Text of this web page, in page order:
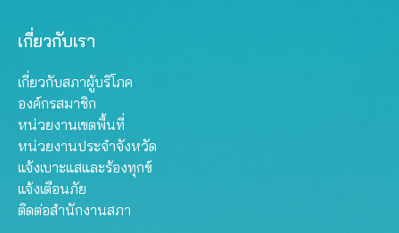
เกี่ยวกับเรา
เกี่ยวกับสภาผู้บริโภค
องค์กรสมาชิก
หน่วยงานเขตพื้นที่
หน่วยงานประจำจังหวัด
แจ้งเบาะแสและร้องทุกข์
แจ้งเตือนภัย
ติดต่อสำนักงานสภา